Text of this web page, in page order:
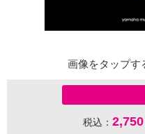
画像をタップす
税込： 2,750